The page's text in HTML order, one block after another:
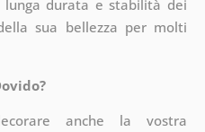
durata e stabilità dei
sua bellezza per molti
anche la vostra